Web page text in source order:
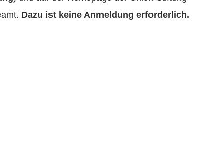
Dazu ist keine Anmeldung erforderlich.